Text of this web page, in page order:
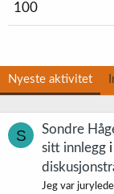
100
Nyeste aktivitet
S Sondre
sitt innlegg
Jeg var